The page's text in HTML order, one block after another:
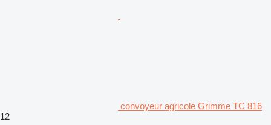
convoyeur agricole Grimme TC 816
12